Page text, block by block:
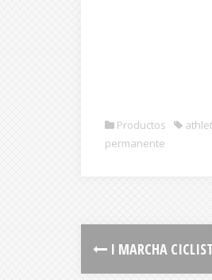
Productos
permanente
I MARCHA